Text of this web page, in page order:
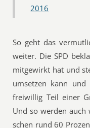
2016
So geht das
weiter. Die SPD
mitgewirkt hat und
umsetzen kann
freiwillig Teil einer
Und so werden
schen rund 60